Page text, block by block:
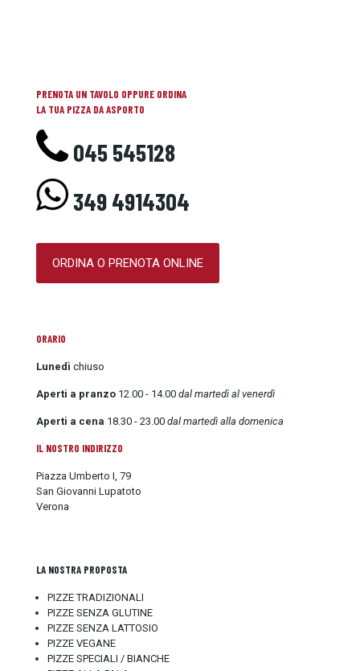
PRENOTA UN TAVOLO OPPURE ORDINA
LA TUA PIZZA DA ASPORTO
045 545128
349 4914304
ORDINA O PRENOTA ONLINE
ORARIO
Lunedì chiuso
Aperti a pranzo 12.00 - 14.00 dal martedì al venerdì
Aperti a cena 18.30 - 23.00 dal martedì alla domenica
IL NOSTRO INDIRIZZO
Piazza Umberto I, 79
San Giovanni Lupatoto
Verona
LA NOSTRA PROPOSTA
PIZZE TRADIZIONALI
PIZZE SENZA GLUTINE
PIZZE SENZA LATTOSIO
PIZZE VEGANE
PIZZE SPECIALI / BIANCHE